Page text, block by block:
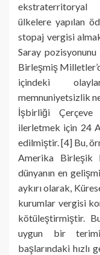
ekstraterritoryal
ülkelere yapılan
stopaj vergisi
Saray
Birleşmiş
içindeki
memnuniyetsizlik
İşbirliği Çerçeve
ilerletmek için 24
edilmiştir. [4] Bu,
Amerika Birleşik
dünyanın en
aykırı olarak,
kurumlar vergisi
kötüleştirmiştir.
uygun bir
başlarındaki hızlı